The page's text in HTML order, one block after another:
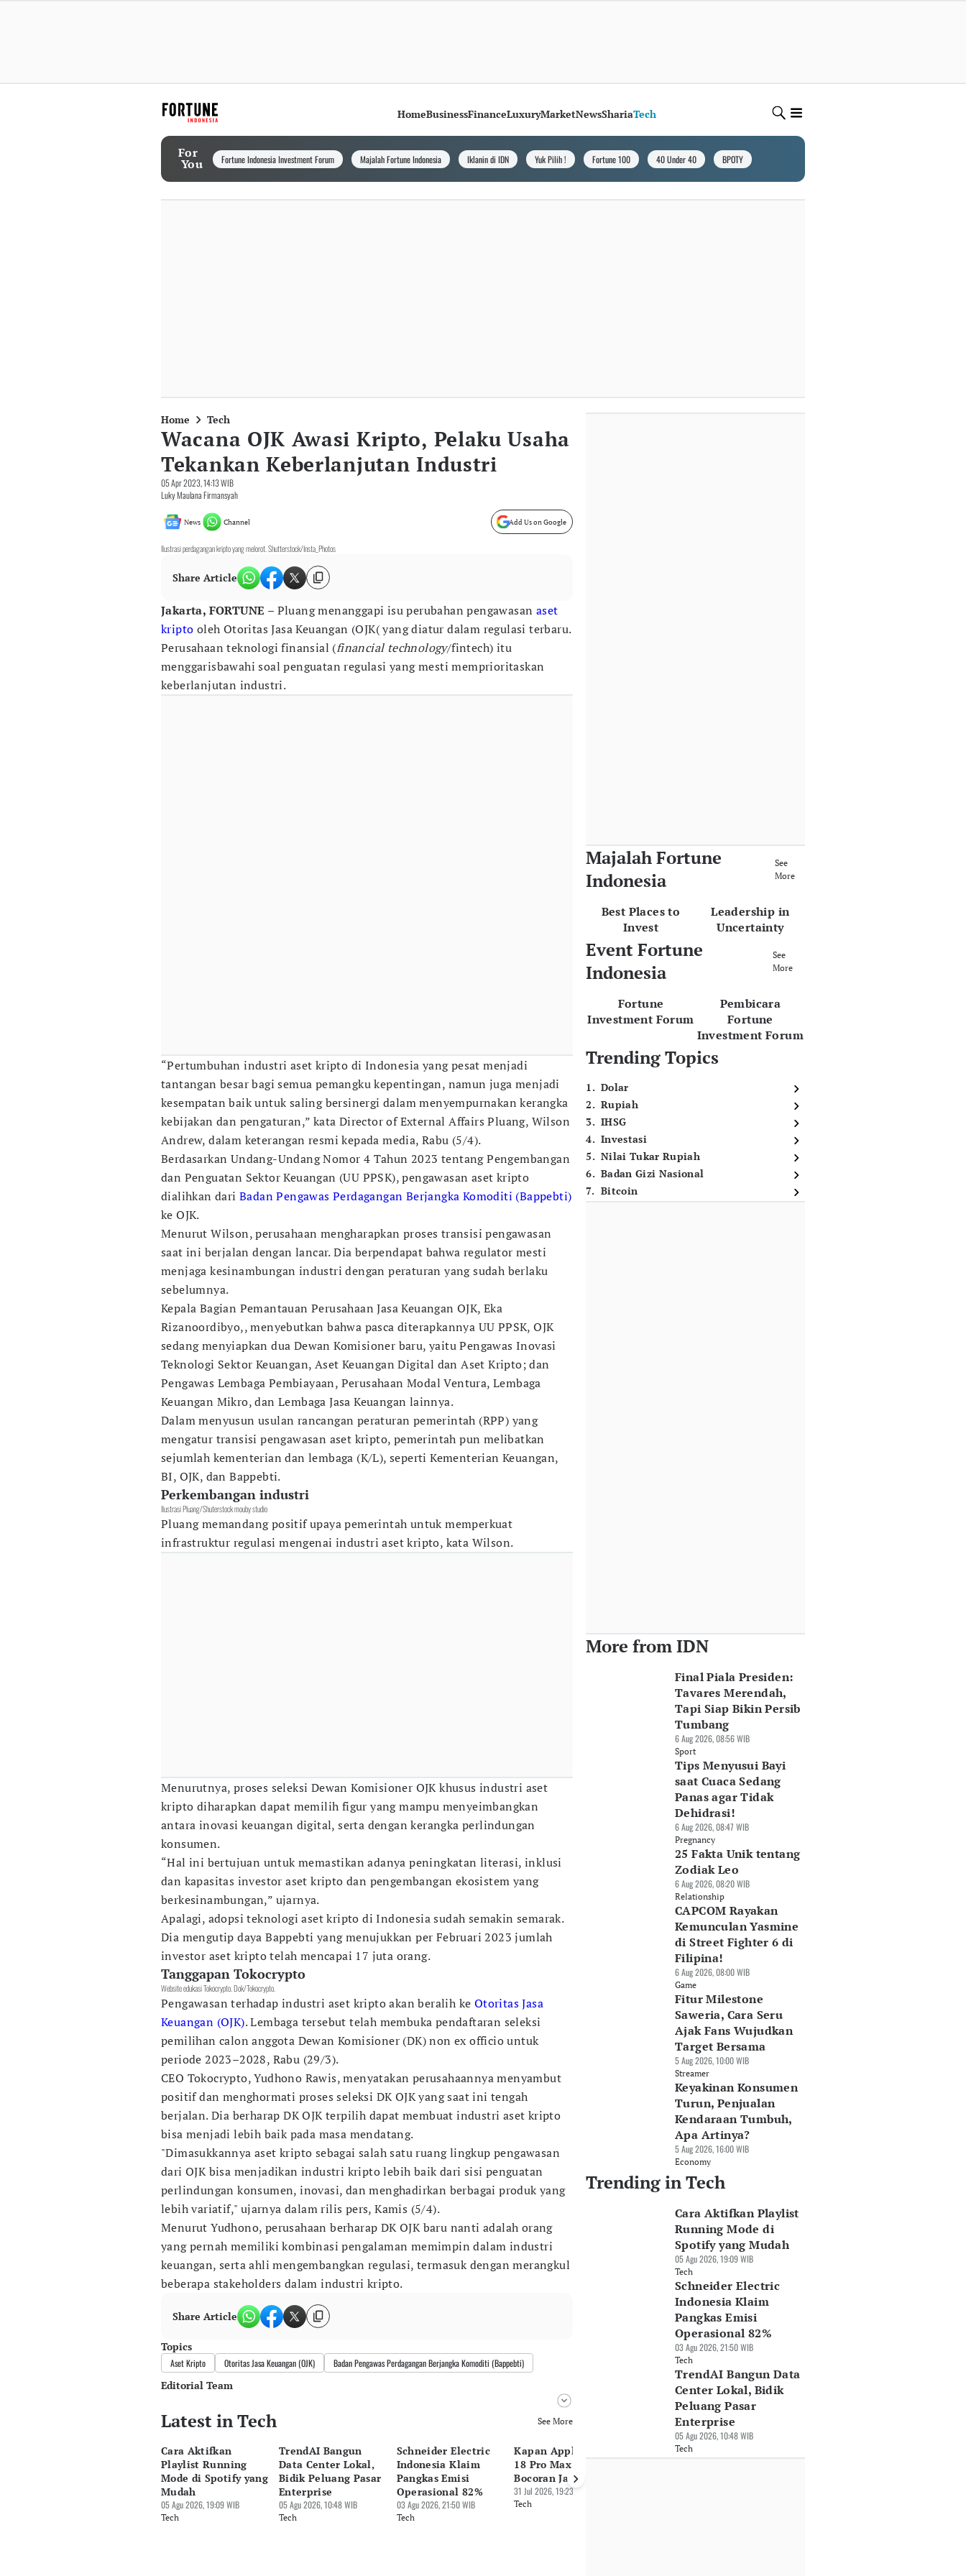
HomeBusinessFinanceLuxuryMarketNewsShariaTech
For
You Fortune Indonesia Investment Forum Majalah Fortune Indonesia Iklanin di IDN Yuk Pilih ! Fortune 100 40 Under 40 BPOTY
Home Tech
Wacana OJK Awasi Kripto, Pelaku Usaha
Tekankan Keberlanjutan Industri
05 Apr 2023, 14:13 WIB
Luky Maulana Firmansyah
News Channel Add Us on Google
Ilustrasi perdagangan kripto yang melorot. Shutterstock/Insta_Photos
Share Article
Jakarta, FORTUNE – Pluang menanggapi isu perubahan pengawasan aset
kripto oleh Otoritas Jasa Keuangan (OJK( yang diatur dalam regulasi terbaru.
Perusahaan teknologi finansial (financial technology/fintech) itu
menggarisbawahi soal penguatan regulasi yang mesti memprioritaskan
keberlanjutan industri.
“Pertumbuhan industri aset kripto di Indonesia yang pesat menjadi
tantangan besar bagi semua pemangku kepentingan, namun juga menjadi
kesempatan baik untuk saling bersinergi dalam menyempurnakan kerangka
kebijakan dan pengaturan,” kata Director of External Affairs Pluang, Wilson
Andrew, dalam keterangan resmi kepada media, Rabu (5/4).
Berdasarkan Undang-Undang Nomor 4 Tahun 2023 tentang Pengembangan
dan Penguatan Sektor Keuangan (UU PPSK), pengawasan aset kripto
dialihkan dariBadan Pengawas Perdagangan Berjangka Komoditi (Bappebti)
ke OJK.
Menurut Wilson, perusahaan mengharapkan proses transisi pengawasan
saat ini berjalan dengan lancar. Dia berpendapat bahwa regulator mesti
menjaga kesinambungan industri dengan peraturan yang sudah berlaku
sebelumnya.
Kepala Bagian Pemantauan Perusahaan Jasa Keuangan OJK, Eka
Rizanoordibyo,, menyebutkan bahwa pasca diterapkannya UU PPSK, OJK
sedang menyiapkan dua Dewan Komisioner baru, yaitu Pengawas Inovasi
Teknologi Sektor Keuangan, Aset Keuangan Digital dan Aset Kripto; dan
Pengawas Lembaga Pembiayaan, Perusahaan Modal Ventura, Lembaga
Keuangan Mikro, dan Lembaga Jasa Keuangan lainnya.
Dalam menyusun usulan rancangan peraturan pemerintah (RPP) yang
mengatur transisi pengawasan aset kripto, pemerintah pun melibatkan
sejumlah kementerian dan lembaga (K/L), seperti Kementerian Keuangan,
BI, OJK, dan Bappebti.
Perkembangan industri
Ilustrasi Pluang/Shuterstock mouby studio
Pluang memandang positif upaya pemerintah untuk memperkuat
infrastruktur regulasi mengenai industri aset kripto, kata Wilson.
Menurutnya, proses seleksi Dewan Komisioner OJK khusus industri aset
kripto diharapkan dapat memilih figur yang mampu menyeimbangkan
antara inovasi keuangan digital, serta dengan kerangka perlindungan
konsumen.
“Hal ini bertujuan untuk memastikan adanya peningkatan literasi, inklusi
dan kapasitas investor aset kripto dan pengembangan ekosistem yang
berkesinambungan,” ujarnya.
Apalagi, adopsi teknologi aset kripto di Indonesia sudah semakin semarak.
Dia mengutip daya Bappebti yang menujukkan per Februari 2023 jumlah
investor aset kripto telah mencapai 17 juta orang.
Tanggapan Tokocrypto
Website edukasi Tokocrypto. Dok/Tokocrypto.
Pengawasan terhadap industri aset kripto akan beralih ke Otoritas Jasa
Keuangan (OJK). Lembaga tersebut telah membuka pendaftaran seleksi
pemilihan calon anggota Dewan Komisioner (DK) non ex officio untuk
periode 2023–2028, Rabu (29/3).
CEO Tokocrypto, Yudhono Rawis, menyatakan perusahaannya menyambut
positif dan menghormati proses seleksi DK OJK yang saat ini tengah
berjalan. Dia berharap DK OJK terpilih dapat membuat industri aset kripto
bisa menjadi lebih baik pada masa mendatang.
"Dimasukkannya aset kripto sebagai salah satu ruang lingkup pengawasan
dari OJK bisa menjadikan industri kripto lebih baik dari sisi penguatan
perlindungan konsumen, inovasi, dan menghadirkan berbagai produk yang
lebih variatif," ujarnya dalam rilis pers, Kamis (5/4).
Menurut Yudhono, perusahaan berharap DK OJK baru nanti adalah orang
yang pernah memiliki kombinasi pengalaman memimpin dalam industri
keuangan, serta ahli mengembangkan regulasi, termasuk dengan merangkul
beberapa stakeholders dalam industri kripto.
Share Article
Topics
Aset Kripto Otoritas Jasa Keuangan (OJK) Badan Pengawas Perdagangan Berjangka Komoditi (Bappebti)
Editorial Team
Editor
Pingit Aria
Editor
Luky Maulana Firmansyah
Latest in Tech See More
Cara Aktifkan
Playlist Running
Mode di Spotify yang
Mudah
05 Agu 2026, 19:09 WIB
Tech
TrendAI Bangun
Data Center Lokal,
Bidik Peluang Pasar
Enterprise
05 Agu 2026, 10:48 WIB
Tech
Schneider Electric
Indonesia Klaim
Pangkas Emisi
Operasional 82%
03 Agu 2026, 21:50 WIB
Tech
Kapan Apple iPhone
18 Pro Max Rilis? Ini
Bocoran Jadwalnya
31 Jul 2026, 19:23 WIB
Tech
AI Claude Anthropic
Majalah Fortune
Indonesia
See
More
Best Places to
Invest
Leadership in
Uncertainty
Event Fortune
Indonesia
See
More
Fortune
Investment Forum
Pembicara
Fortune
Investment Forum
Trending Topics
1. Dolar
2. Rupiah
3. IHSG
4. Investasi
5. Nilai Tukar Rupiah
6. Badan Gizi Nasional
7. Bitcoin
More from IDN
Final Piala Presiden:
Tavares Merendah,
Tapi Siap Bikin Persib
Tumbang
6 Aug 2026, 08:56 WIB
Sport
Tips Menyusui Bayi
saat Cuaca Sedang
Panas agar Tidak
Dehidrasi!
6 Aug 2026, 08:47 WIB
Pregnancy
25 Fakta Unik tentang
Zodiak Leo
6 Aug 2026, 08:20 WIB
Relationship
CAPCOM Rayakan
Kemunculan Yasmine
di Street Fighter 6 di
Filipina!
6 Aug 2026, 08:00 WIB
Game
Fitur Milestone
Saweria, Cara Seru
Ajak Fans Wujudkan
Target Bersama
5 Aug 2026, 10:00 WIB
Streamer
Keyakinan Konsumen
Turun, Penjualan
Kendaraan Tumbuh,
Apa Artinya?
5 Aug 2026, 16:00 WIB
Economy
Trending in Tech
Cara Aktifkan Playlist
Running Mode di
Spotify yang Mudah
05 Agu 2026, 19:09 WIB
Tech
Schneider Electric
Indonesia Klaim
Pangkas Emisi
Operasional 82%
03 Agu 2026, 21:50 WIB
Tech
TrendAI Bangun Data
Center Lokal, Bidik
Peluang Pasar
Enterprise
05 Agu 2026, 10:48 WIB
Tech